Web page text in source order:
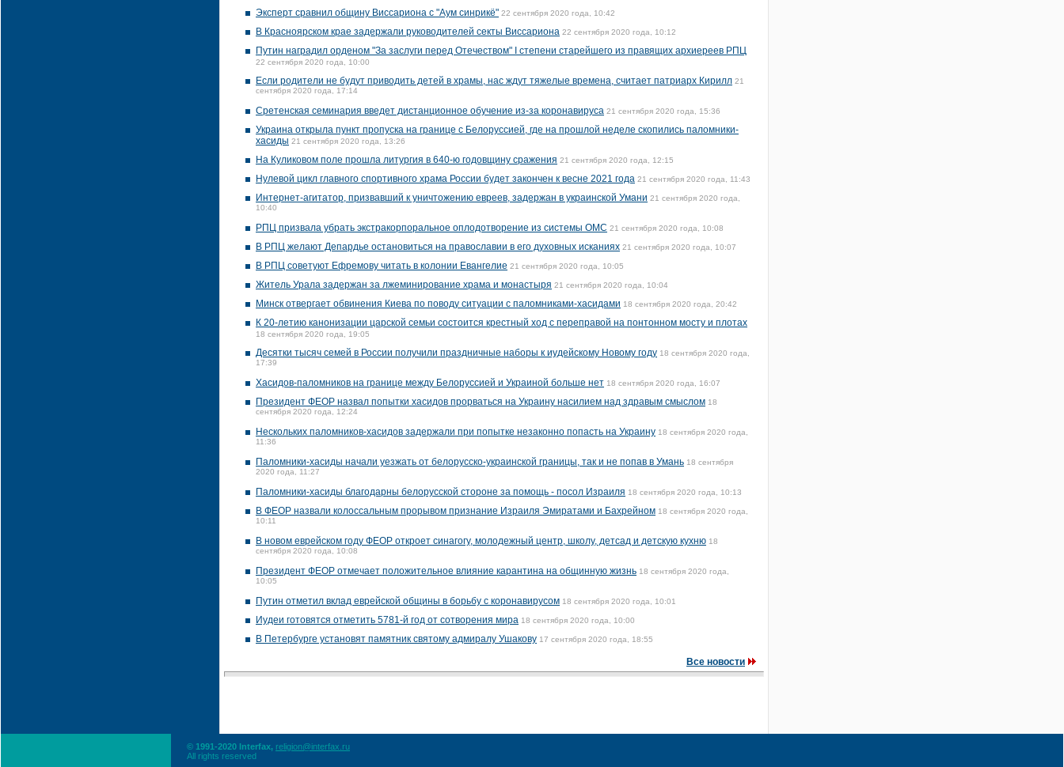
Эксперт сравнил общину Виссариона с "Аум синрикё" 22 сентября 2020 года, 10:42
В Красноярском крае задержали руководителей секты Виссариона 22 сентября 2020 года, 10:12
Путин наградил орденом "За заслуги перед Отечеством" I степени старейшего из правящих архиереев РПЦ
22 сентября 2020 года, 10:00
Если родители не будут приводить детей в храмы, нас ждут тяжелые времена, считает патриарх Кирилл 21
сентября 2020 года, 17:14
Сретенская семинария введет дистанционное обучение из-за коронавируса 21 сентября 2020 года, 15:36
Украина открыла пункт пропуска на границе с Белоруссией, где на прошлой неделе скопились паломники-
хасиды 21 сентября 2020 года, 13:26
На Куликовом поле прошла литургия в 640-ю годовщину сражения 21 сентября 2020 года, 12:15
Нулевой цикл главного спортивного храма России будет закончен к весне 2021 года 21 сентября 2020 года, 11:43
Интернет-агитатор, призвавший к уничтожению евреев, задержан в украинской Умани 21 сентября 2020 года,
10:40
РПЦ призвала убрать экстракорпоральное оплодотворение из системы ОМС 21 сентября 2020 года, 10:08
В РПЦ желают Депардье остановиться на православии в его духовных исканиях 21 сентября 2020 года, 10:07
В РПЦ советуют Ефремову читать в колонии Евангелие 21 сентября 2020 года, 10:05
Житель Урала задержан за лжеминирование храма и монастыря 21 сентября 2020 года, 10:04
Минск отвергает обвинения Киева по поводу ситуации с паломниками-хасидами 18 сентября 2020 года, 20:42
К 20-летию канонизации царской семьи состоится крестный ход с переправой на понтонном мосту и плотах
18 сентября 2020 года, 19:05
Десятки тысяч семей в России получили праздничные наборы к иудейскому Новому году 18 сентября 2020 года,
17:39
Хасидов-паломников на границе между Белоруссией и Украиной больше нет 18 сентября 2020 года, 16:07
Президент ФЕОР назвал попытки хасидов прорваться на Украину насилием над здравым смыслом 18
сентября 2020 года, 12:24
Нескольких паломников-хасидов задержали при попытке незаконно попасть на Украину 18 сентября 2020 года,
11:36
Паломники-хасиды начали уезжать от белорусско-украинской границы, так и не попав в Умань 18 сентября
2020 года, 11:27
Паломники-хасиды благодарны белорусской стороне за помощь - посол Израиля 18 сентября 2020 года, 10:13
В ФЕОР назвали колоссальным прорывом признание Израиля Эмиратами и Бахрейном 18 сентября 2020 года,
10:11
В новом еврейском году ФЕОР откроет синагогу, молодежный центр, школу, детсад и детскую кухню 18
сентября 2020 года, 10:08
Президент ФЕОР отмечает положительное влияние карантина на общинную жизнь 18 сентября 2020 года,
10:05
Путин отметил вклад еврейской общины в борьбу с коронавирусом 18 сентября 2020 года, 10:01
Иудеи готовятся отметить 5781-й год от сотворения мира 18 сентября 2020 года, 10:00
В Петербурге установят памятник святому адмиралу Ушакову 17 сентября 2020 года, 18:55
Все новости
© 1991-2020 Interfax, religion@interfax.ru
All rights reserved